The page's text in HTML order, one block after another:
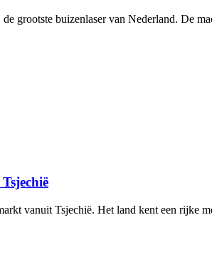
buizenlaser van Nederland. De
vanuit Tsjechië. Het land kent een rijke